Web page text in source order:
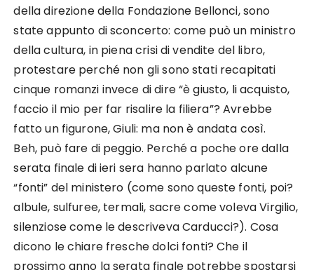
della direzione della Fondazione Bellonci, sono
state appunto di sconcerto: come può un ministro
della cultura, in piena crisi di vendite del libro,
protestare perché non gli sono stati recapitati
cinque romanzi invece di dire “è giusto, li acquisto,
faccio il mio per far risalire la filiera”? Avrebbe
fatto un figurone, Giuli: ma non è andata così.
Beh, può fare di peggio. Perché a poche ore dalla
serata finale di ieri sera hanno parlato alcune
“fonti” del ministero (come sono queste fonti, poi?
albule, sulfuree, termali, sacre come voleva Virgilio,
silenziose come le descriveva Carducci?). Cosa
dicono le chiare fresche dolci fonti? Che il
prossimo anno la serata finale potrebbe spostarsi